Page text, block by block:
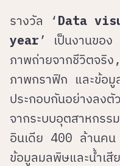
รางวัล ‘Data
year’ เป็นงานขอ
ภาพถ่ายจากชีวิตจริ
ภาพกราฟิก และข้อมู
ประกอบกันอย่างลงตั
จากระบบอุตสาหกรร
อินเดีย 400 ล้านคน
ข้อมูลมลพิษและน้ำเสี